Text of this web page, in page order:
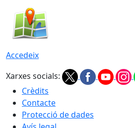
Accedeix
Xarxes socials:
Crèdits
Contacte
Protecció de dades